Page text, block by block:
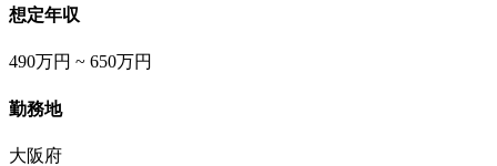
想定年収
490万円 ~ 650万円
勤務地
大阪府